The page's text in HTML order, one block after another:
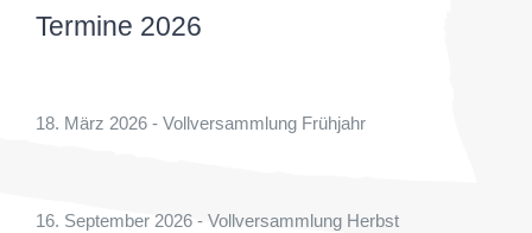
Termine 2026
18. März 2026 - Vollversammlung Frühjahr
16. September 2026 - Vollversammlung Herbst